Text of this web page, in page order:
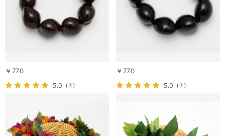
￥770
5.0 （3）
￥770
5.0 （3）